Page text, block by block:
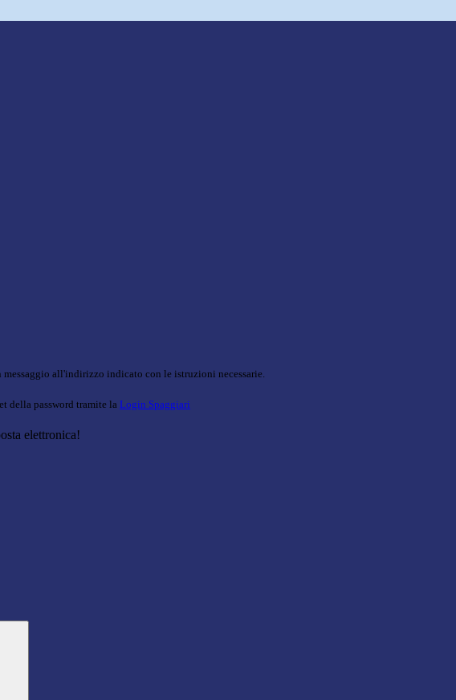
messaggio all'indirizzo indicato con le istruzioni necessarie.
della password tramite la Login Spaggiari
elettronica!